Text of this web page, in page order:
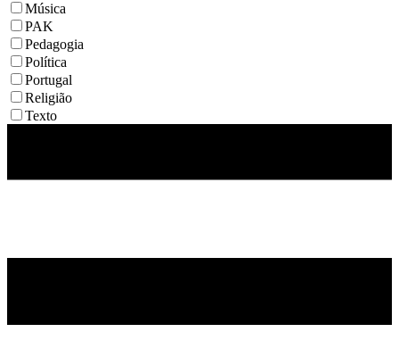
Música
PAK
Pedagogia
Política
Portugal
Religião
Texto